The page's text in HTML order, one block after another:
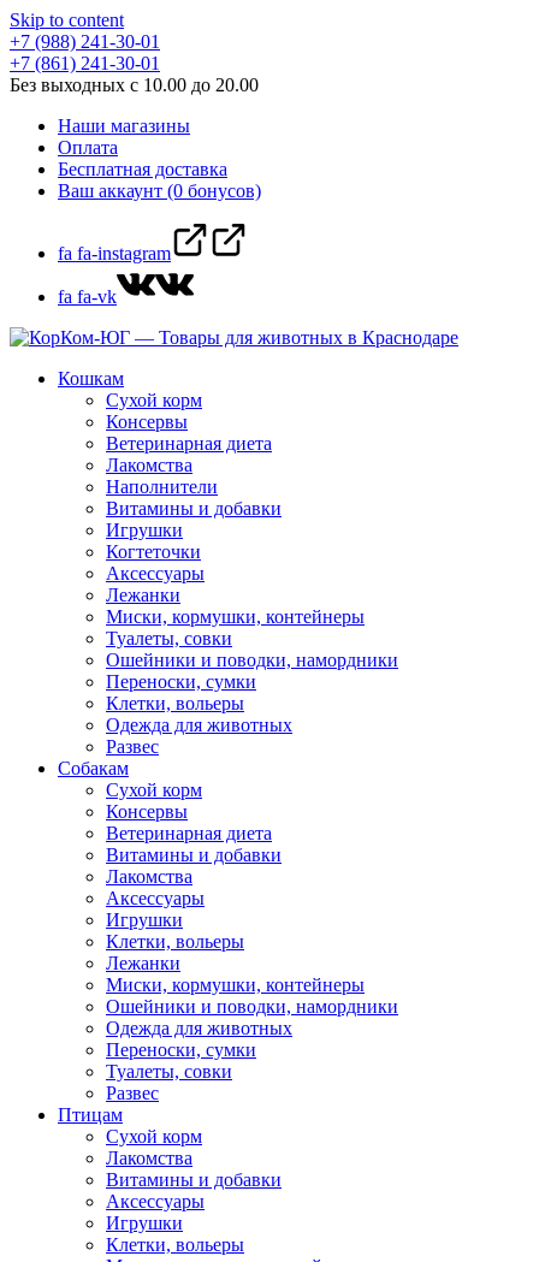
Skip to content
+7 (988) 241-30-01
+7 (861) 241-30-01
Без выходных с 10.00 до 20.00
Наши магазины
Оплата
Бесплатная доставка
Ваш аккаунт (0 бонусов)
fa fa-instagram
fa fa-vk
Кошкам
Сухой корм
Консервы
Ветеринарная диета
Лакомства
Наполнители
Витамины и добавки
Игрушки
Когтеточки
Аксессуары
Лежанки
Миски, кормушки, контейнеры
Туалеты, совки
Ошейники и поводки, намордники
Переноски, сумки
Клетки, вольеры
Одежда для животных
Развес
Собакам
Сухой корм
Консервы
Ветеринарная диета
Витамины и добавки
Лакомства
Аксессуары
Игрушки
Клетки, вольеры
Лежанки
Миски, кормушки, контейнеры
Ошейники и поводки, намордники
Одежда для животных
Переноски, сумки
Туалеты, совки
Развес
Птицам
Сухой корм
Лакомства
Витамины и добавки
Аксессуары
Игрушки
Клетки, вольеры